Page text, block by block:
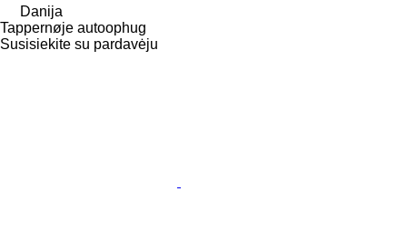
Danija
Tappernøje autoophug
Susisiekite su pardavėju